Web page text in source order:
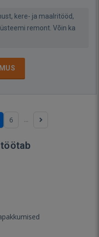
kere- ja maalritööd,
remont. Võin ka
6 ...